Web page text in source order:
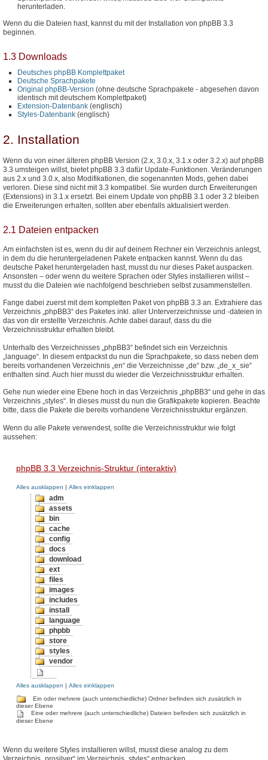
herunterladen.
Wenn du die Dateien hast, kannst du mit der Installation von phpBB 3.3
beginnen.
1.3 Downloads
Deutsches phpBB Komplettpaket
Deutsche Sprachpakete
Original phpBB-Version (ohne deutsche Sprachpakete - abgesehen davon
identisch mit deutschem Komplettpaket)
Extension-Datenbank (englisch)
Styles-Datenbank (englisch)
2. Installation
Wenn du von einer älteren phpBB Version (2.x, 3.0.x, 3.1.x oder 3.2.x) auf phpBB
3.3 umsteigen willst, bietet phpBB 3.3 dafür Update-Funktionen. Veränderungen
aus 2.x und 3.0.x, also Modifikationen, die sogenannten Mods, gehen dabei
verloren. Diese sind nicht mit 3.3 kompatibel. Sie wurden durch Erweiterungen
(Extensions) in 3.1.x ersetzt. Bei einem Update von phpBB 3.1 oder 3.2 bleiben
die Erweiterungen erhalten, sollten aber ebenfalls aktualisiert werden.
2.1 Dateien entpacken
Am einfachsten ist es, wenn du dir auf deinem Rechner ein Verzeichnis anlegst,
in dem du die heruntergeladenen Pakete entpacken kannst. Wenn du das
deutsche Paket heruntergeladen hast, musst du nur dieses Paket auspacken.
Ansonsten – oder wenn du weitere Sprachen oder Styles installieren willst –
musst du die Dateien wie nachfolgend beschrieben selbst zusammenstellen.
Fange dabei zuerst mit dem kompletten Paket von phpBB 3.3 an. Extrahiere das
Verzeichnis „phpBB3“ des Paketes inkl. aller Unterverzeichnisse und -dateien in
das von dir erstellte Verzeichnis. Achte dabei darauf, dass du die
Verzeichnisstruktur erhalten bleibt.
Unterhalb des Verzeichnisses „phpBB3“ befindet sich ein Verzeichnis
„language“. In diesem entpackst du nun die Sprachpakete, so dass neben dem
bereits vorhandenen Verzeichnis „en“ die Verzeichnisse „de“ bzw. „de_x_sie“
enthalten sind. Auch hier musst du wieder die Verzeichnisstruktur erhalten.
Gehe nun wieder eine Ebene hoch in das Verzeichnis „phpBB3“ und gehe in das
Verzeichnis „styles“. In dieses musst du nun die Grafikpakete kopieren. Beachte
bitte, dass die Pakete die bereits vorhandene Verzeichnisstruktur ergänzen.
Wenn du alle Pakete verwendest, sollte die Verzeichnisstruktur wie folgt
aussehen:
phpBB 3.3 Verzeichnis-Struktur (interaktiv)
Alles ausklappen | Alles einklappen
adm
assets
bin
cache
config
docs
download
ext
files
images
includes
install
language
phpbb
store
styles
vendor
Alles ausklappen | Alles einklappen
Ein oder mehrere (auch unterschiedliche) Ordner befinden sich zusätzlich in
dieser Ebene
Eine oder mehrere (auch unterschiedliche) Dateien befinden sich zusätzlich in
dieser Ebene
Wenn du weitere Styles installieren willst, musst diese analog zu dem